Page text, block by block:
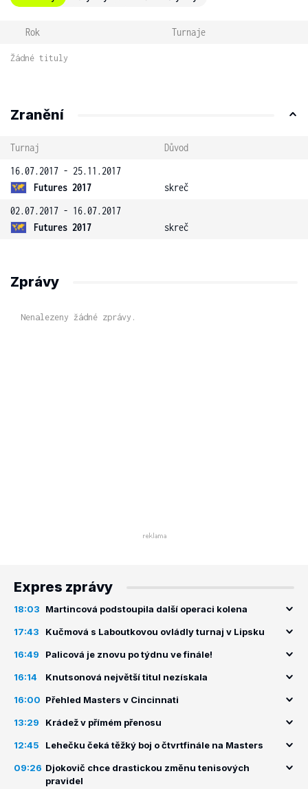
Rok Turnaje
Žádné tituly
Zranění
Turnaj
Důvod
16.07.2017 - 25.11.2017
Futures 2017
skreč
02.07.2017 - 16.07.2017
Futures 2017
skreč
Zprávy
Nenalezeny žádné zprávy.
Expres zprávy
18:03 Martincová podstoupila další operaci kolena
17:43 Kučmová s Laboutkovou ovládly turnaj v Lipsku
16:49 Palicová je znovu po týdnu ve finále!
16:14 Knutsonová největší titul nezískala
16:00 Přehled Masters v Cincinnati
13:29 Krádež v přímém přenosu
12:45 Lehečku čeká těžký boj o čtvrtfinále na Masters
09:26 Djokovič chce drastickou změnu tenisových
pravidel